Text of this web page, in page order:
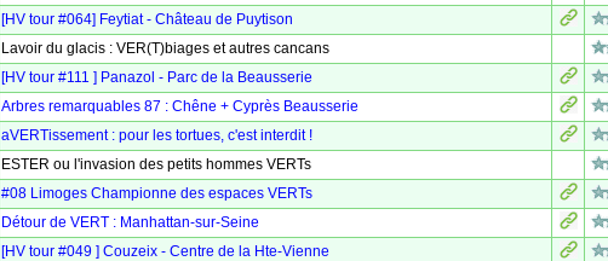
[HV tour #064] Feytiat - Château de Puytison
Lavoir du glacis : VER(T)biages et autres cancans
[HV tour #111 ] Panazol - Parc de la Beausserie
Arbres remarquables 87 : Chêne + Cyprès Beausserie
aVERTissement : pour les tortues, c'est interdit !
ESTER ou l'invasion des petits hommes VERTs
#08 Limoges Championne des espaces VERTs
Détour de VERT : Manhattan-sur-Seine
[HV tour #049 ] Couzeix - Centre de la Hte-Vienne